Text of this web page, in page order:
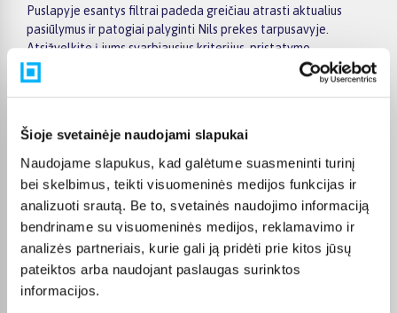
Šioje svetainėje naudojami slapukai
Naudojame slapukus, kad galėtume suasmeninti turinį
bei skelbimus, teikti visuomeninės medijos funkcijas ir
analizuoti srautą. Be to, svetainės naudojimo informaciją
bendriname su visuomeninės medijos, reklamavimo ir
analizės partneriais, kurie gali ją pridėti prie kitos jūsų
pateiktos arba naudojant paslaugas surinktos
informacijos.
Puslapyje esantys filtrai padeda greičiau atrasti aktualius
pasiūlymus ir patogiai palyginti Nils prekes tarpusavyje.
Atsižvelkite į jums svarbiausius kriterijus, pristatymo
informaciją ir prekės aprašymą, kad galėtumėte priimti patogų
ir apgalvotą sprendimą.
variantą internetu.
Pirkėjų atsiliepimai apie prekes
Juozas V.